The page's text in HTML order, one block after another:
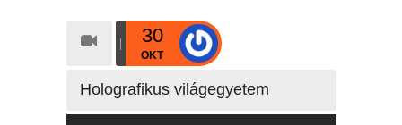
30
OKT
Holografikus világegyetem